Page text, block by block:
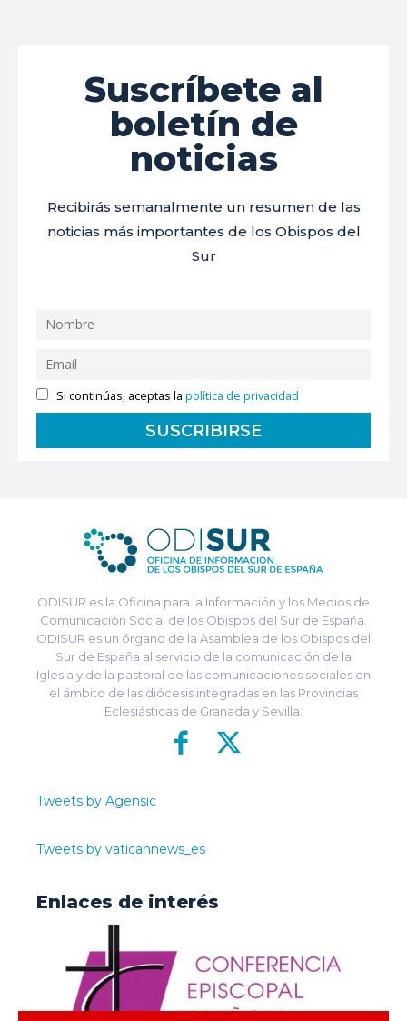
Suscríbete al
boletín de
noticias
Recibirás semanalmente un resumen de las
noticias más importantes de los Obispos del
Sur
Si continúas, aceptas lapolítica de privacidad
ODISUR es la Oficina para la Información y los Medios de
Comunicación Social de los Obispos del Sur de España.
ODISUR es un órgano de la Asamblea de los Obispos del
Sur de España al servicio de la comunicación de la
Iglesia y de la pastoral de las comunicaciones sociales en
el ámbito de las diócesis integradas en las Provincias
Eclesiásticas de Granada y Sevilla.
Tweets by Agensic
Tweets by vaticannews_es
Enlaces de interés